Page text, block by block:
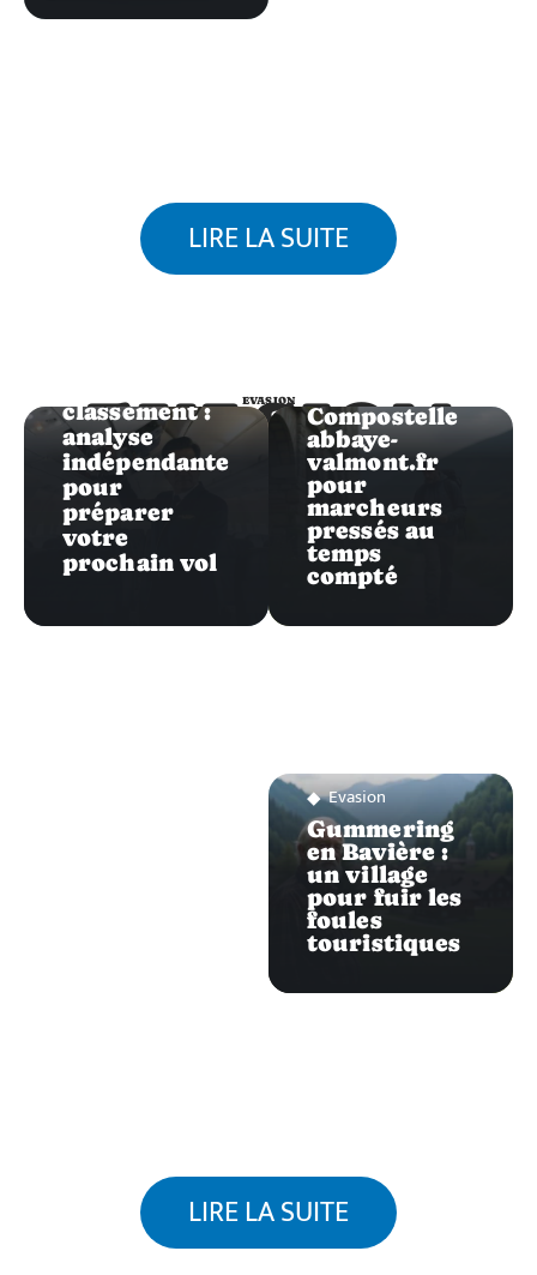
LIRE LA SUITE
EVASION
EVASION
classement :
analyse
indépendante
pour
préparer
votre
prochain vol
Compostelle
abbaye-
valmont.fr
pour
marcheurs
pressés au
temps
compté
Evasion
Gummering
en Bavière :
un village
pour fuir les
foules
touristiques
LIRE LA SUITE